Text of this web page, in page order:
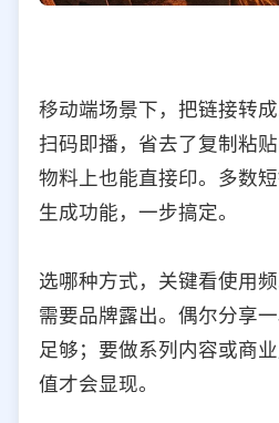
移动端场景下，把链接转
扫码即播，省去了复制粘
物料上也能直接印。多数
生成功能，一步搞定。
选哪种方式，关键看使用
需要品牌露出。偶尔分享
足够；要做系列内容或商
值才会显现。